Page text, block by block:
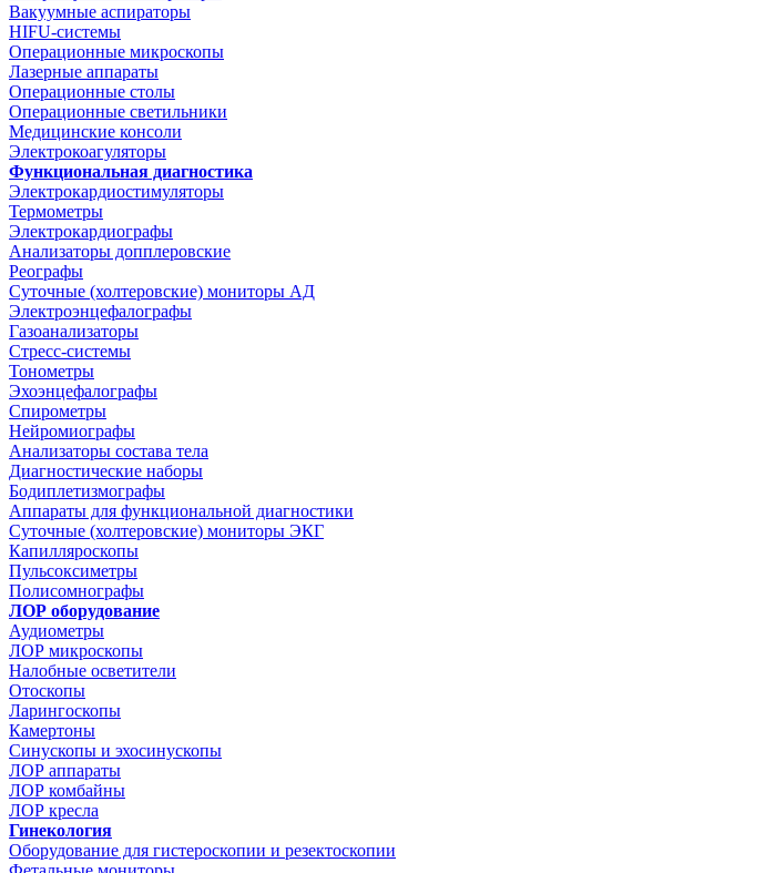
Вакуумные аспираторы
HIFU-системы
Операционные микроскопы
Лазерные аппараты
Операционные столы
Операционные светильники
Медицинские консоли
Электрокоагуляторы
Функциональная диагностика
Электрокардиостимуляторы
Термометры
Электрокардиографы
Анализаторы допплеровские
Реографы
Суточные (холтеровские) мониторы АД
Электроэнцефалографы
Газоанализаторы
Стресс-системы
Тонометры
Эхоэнцефалографы
Спирометры
Нейромиографы
Анализаторы состава тела
Диагностические наборы
Бодиплетизмографы
Аппараты для функциональной диагностики
Суточные (холтеровские) мониторы ЭКГ
Капилляроскопы
Пульсоксиметры
Полисомнографы
ЛОР оборудование
Аудиометры
ЛОР микроскопы
Налобные осветители
Отоскопы
Ларингоскопы
Камертоны
Синускопы и эхосинускопы
ЛОР аппараты
ЛОР комбайны
ЛОР кресла
Гинекология
Оборудование для гистероскопии и резектоскопии